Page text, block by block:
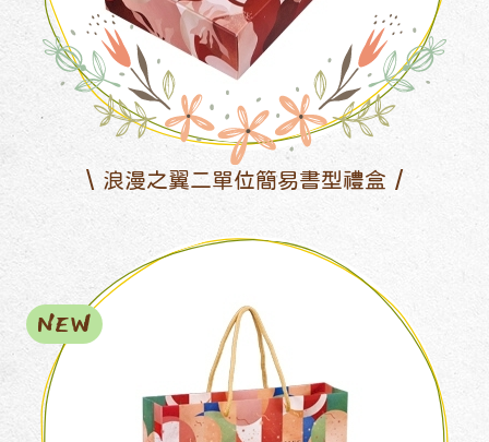
浪漫之翼二單位簡易書型禮盒
NEW